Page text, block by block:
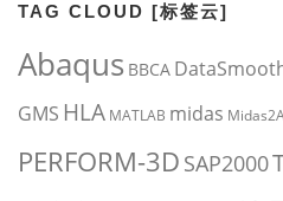
TAG CLOUD [标签云]
Abaqus BBCA
GMS HLA MATLAB midas
PERFORM-3D SAP2000